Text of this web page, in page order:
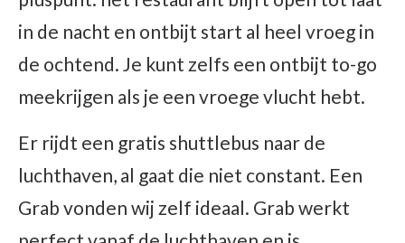
in de nacht en ontbijt start al heel vroeg in
de ochtend. Je kunt zelfs een ontbijt to-go
meekrijgen als je een vroege vlucht hebt.
Er rijdt een gratis shuttlebus naar de
luchthaven, al gaat die niet constant. Een
Grab vonden wij zelf ideaal. Grab werkt